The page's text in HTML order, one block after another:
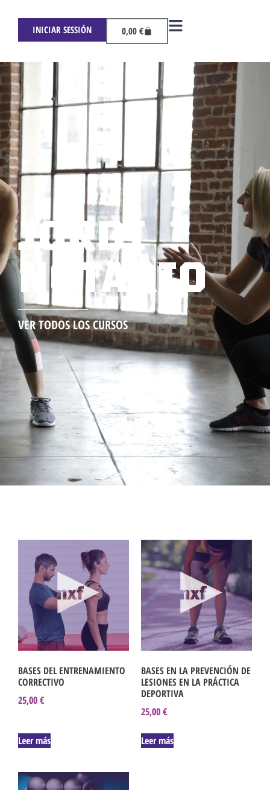
INICIAR SESSIÓN 0,00 €
JORDI
NOTARIO
VER TODOS LOS CURSOS
BASES DEL ENTRENAMIENTO
CORRECTIVO
25,00€
Leer más
BASES EN LA PREVENCIÓN DE
LESIONES EN LA PRÁCTICA
DEPORTIVA
25,00€
Leer más